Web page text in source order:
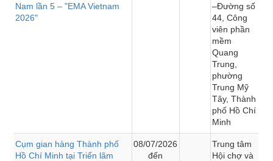
Nam lần 5 – "EMA Vietnam
2026"
–Đường số
44, Công
viên phần
mềm
Quang
Trung,
phường
Trung Mỹ
Tây, Thành
phố Hồ Chí
Minh
Cụm gian hàng Thành phố
Hồ Chí Minh tại Triển lãm
08/07/2026
đến
Trung tâm
Hội chợ và